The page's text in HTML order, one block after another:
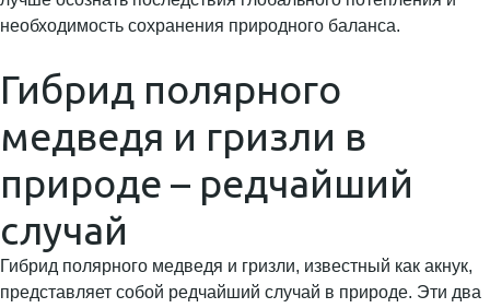
необходимость сохранения природного баланса.
Гибрид полярного
медведя и гризли в
природе – редчайший
случай
Гибрид полярного медведя и гризли, известный как акнук,
представляет собой редчайший случай в природе. Эти два